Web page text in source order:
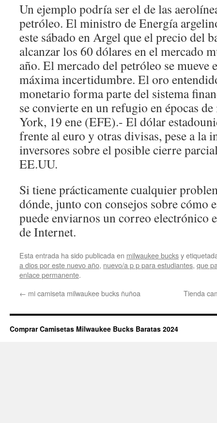
Un ejemplo podría ser el de las
petróleo. El ministro de Energía
este sábado en Argel que el precio del
alcanzar los 60 dólares en el mercado
año. El mercado del petróleo se mueve
máxima incertidumbre. El oro
monetario forma parte del sistema
se convierte en un refugio en épocas
York, 19 ene (EFE).- El dólar
frente al euro y otras divisas, pese a la
inversores sobre el posible cierre
EE.UU.
Si tiene prácticamente cualquier
dónde, junto con consejos sobre cómo
puede enviarnos un correo electrónico
de Internet.
Esta entrada ha sido publicada en milwaukee bucksy
a dios por este nuevo año, nuevo/a p p para estudiantes, que
enlace permanente.
← mi camiseta milwaukee bucks ñuñoa Tienda
Comprar Camisetas Milwaukee Bucks Baratas 2024